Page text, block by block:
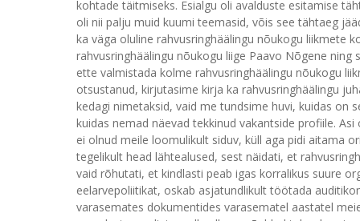
kohtade täitmiseks. Esialgu oli avalduste esitamise
oli nii palju muid kuumi teemasid, võis see tähtaeg
ka väga oluline rahvusringhäälingu nõukogu liikmete
rahvusringhäälingu nõukogu liige Paavo Nõgene
ette valmistada kolme rahvusringhäälingu nõukogu
otsustanud, kirjutasime kirja ka rahvusringhäälingu
kedagi nimetaksid, vaid me tundsime huvi, kuidas on
kuidas nemad näevad tekkinud vakantside profiile.
ei olnud meile loomulikult siduv, küll aga pidi aitama
tegelikult head lähtealused, sest näidati, et
vaid rõhutati, et kindlasti peab igas korralikus suure
eelarvepoliitikat, oskab asjatundlikult töötada
varasemates dokumentides varasematel aastatel